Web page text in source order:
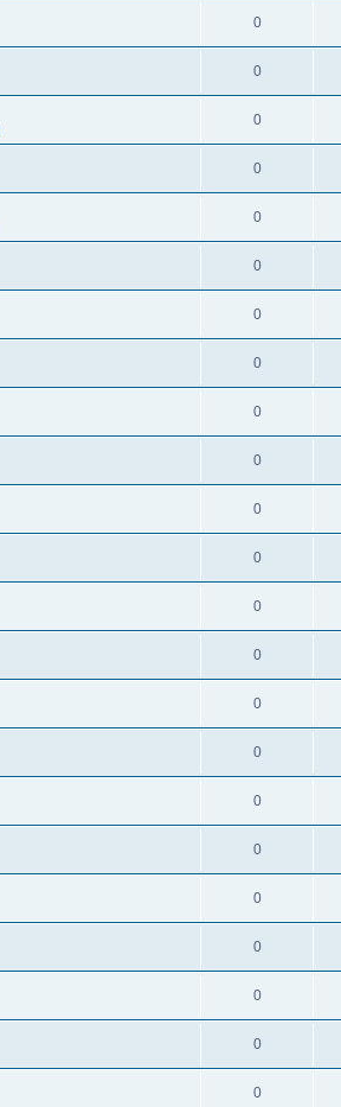
0
0
0
0
0
0
0
0
0
0
0
0
0
0
0
0
0
0
0
0
0
0
0